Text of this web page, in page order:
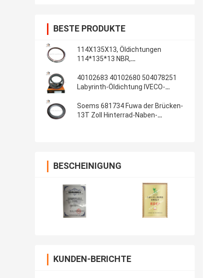
BESTE PRODUKTE
114X135X13, Öldichtungen
114*135*13 NBR,
Öldichtungs-Material: NBR
40102683 40102680 504078251
Labyrinth-Öldichtung IVECO-
100*130*13/14 innere
Soems 681734 Fuwa der Brücken-
13T Zoll Hinterrad-Naben-
BESCHEINIGUNG
KUNDEN-BERICHTE